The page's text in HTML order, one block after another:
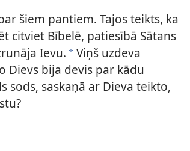
šiem pantiem. Tajos teikts, ka
citviet Bībelē, patiesībā Sātans
Ievu. * Viņš uzdeva
Dievs bija devis par kādu
sods, saskaņā ar Dieva teikto,